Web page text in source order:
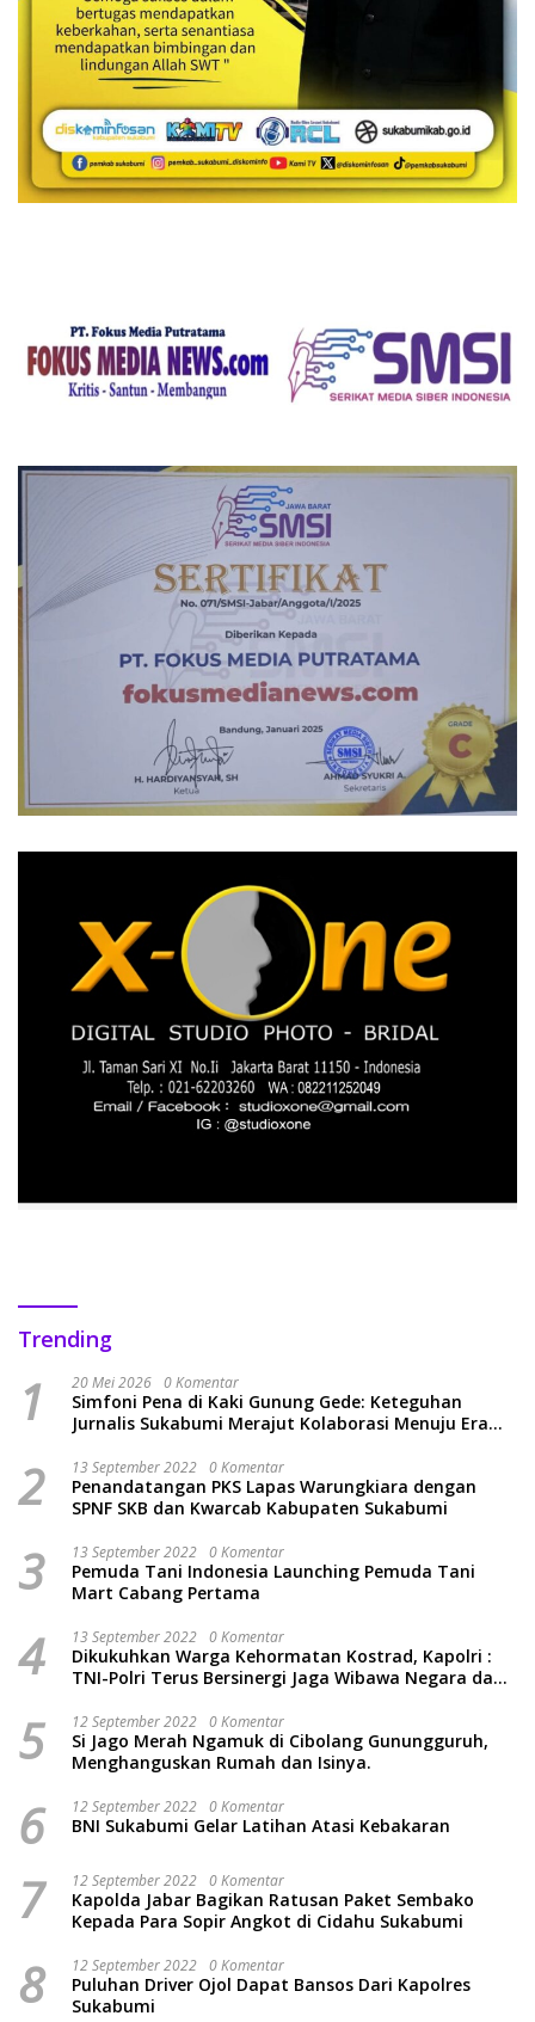
Trending
1 20 Mei 2026 0 Komentar
Simfoni Pena di Kaki Gunung Gede: Keteguhan
Jurnalis Sukabumi Merajut Kolaborasi Menuju Era
2 13 September 2022 0 Komentar
Penandatangan PKS Lapas Warungkiara dengan
SPNF SKB dan Kwarcab Kabupaten Sukabumi
3 13 September 2022 0 Komentar
Pemuda Tani Indonesia Launching Pemuda Tani
Mart Cabang Pertama
4 13 September 2022 0 Komentar
Dikukuhkan Warga Kehormatan Kostrad, Kapolri :
TNI-Polri Terus Bersinergi Jaga Wibawa Negara dan
5 12 September 2022 0 Komentar
Si Jago Merah Ngamuk di Cibolang Gunungguruh,
Menghanguskan Rumah dan Isinya.
6 12 September 2022 0 Komentar
BNI Sukabumi Gelar Latihan Atasi Kebakaran
7 12 September 2022 0 Komentar
Kapolda Jabar Bagikan Ratusan Paket Sembako
Kepada Para Sopir Angkot di Cidahu Sukabumi
8 12 September 2022 0 Komentar
Puluhan Driver Ojol Dapat Bansos Dari Kapolres
Sukabumi